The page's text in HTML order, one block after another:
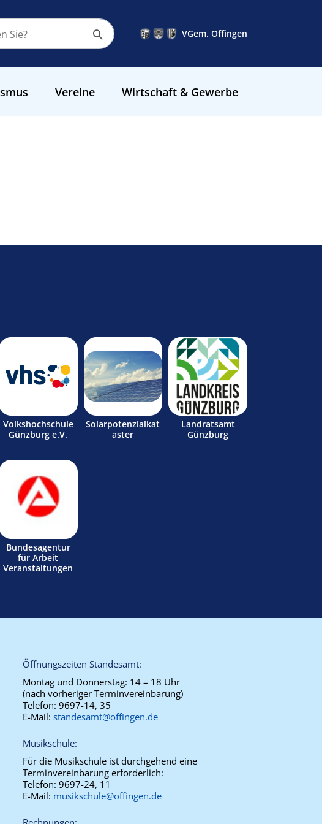
VGem. Offingen
Vereine Wirtschaft & Gewerbe
Volkshochschule
Günzburg e.V.
Solarpotenzialkat
aster
Landratsamt
Günzburg
Bundesagentur
für Arbeit
Veranstaltungen
Öffnungszeiten Standesamt:
Montag und Donnerstag: 14 – 18 Uhr
(nach vorheriger Terminvereinbarung)
Telefon:9697-14, 35
E-Mail:standesamt@offingen.de
Musikschule:
Für die Musikschule ist durchgehend eine
Terminvereinbarung erforderlich:
Telefon:9697-24, 11
E-Mail: musikschule@offingen.de